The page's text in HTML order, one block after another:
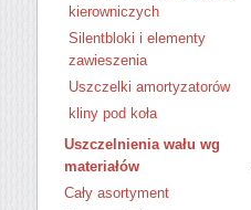
kierowniczych
Silentbloki i elementy
zawieszenia
Uszczelki amortyzatorów
kliny pod koła
Uszczelnienia wału wg
materiałów
Cały asortyment